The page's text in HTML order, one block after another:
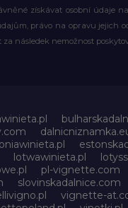
získávat osobní údaje
právo na opravu jejich
následek nemožnost
lotwawinieta.pl
pl-vignette.com
slovinskadalnice.com
vignette-